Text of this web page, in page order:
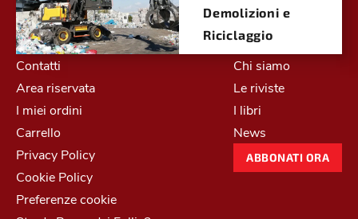
Demolizioni e
Riciclaggio
Contatti
Area riservata
I miei ordini
Carrello
Privacy Policy
Cookie Policy
Preferenze cookie
Chi siamo
Le riviste
I libri
News
ABBONATI ORA